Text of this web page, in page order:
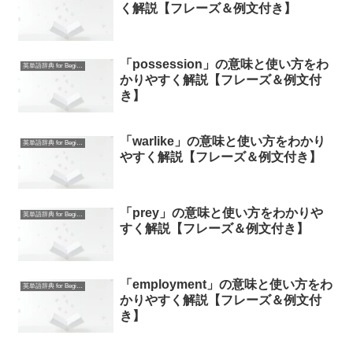
く解説【フレーズ＆例文付き】
英単語辞典 for Beginners
「possession」の意味と使い方をわ
かりやすく解説【フレーズ＆例文付
き】
英単語辞典 for Beginners
「warlike」の意味と使い方をわかり
やすく解説【フレーズ＆例文付き】
英単語辞典 for Beginners
「prey」の意味と使い方をわかりや
すく解説【フレーズ＆例文付き】
英単語辞典 for Beginners
「employment」の意味と使い方をわ
かりやすく解説【フレーズ＆例文付
き】